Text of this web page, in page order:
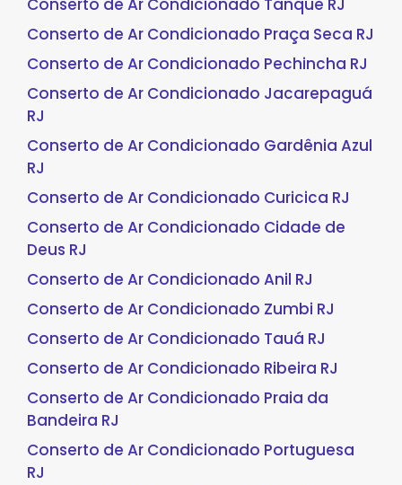
Conserto de Ar Condicionado Tanque RJ
Conserto de Ar Condicionado Praça Seca RJ
Conserto de Ar Condicionado Pechincha RJ
Conserto de Ar Condicionado Jacarepaguá
RJ
Conserto de Ar Condicionado Gardênia Azul
RJ
Conserto de Ar Condicionado Curicica RJ
Conserto de Ar Condicionado Cidade de
Deus RJ
Conserto de Ar Condicionado Anil RJ
Conserto de Ar Condicionado Zumbi RJ
Conserto de Ar Condicionado Tauá RJ
Conserto de Ar Condicionado Ribeira RJ
Conserto de Ar Condicionado Praia da
Bandeira RJ
Conserto de Ar Condicionado Portuguesa
RJ